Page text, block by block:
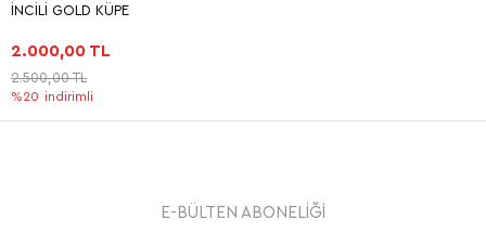
İNCİLİ GOLD KÜPE
2.000,00 TL
2.500,00 TL
%20 indirimli
E-BÜLTEN ABONELİĞİ